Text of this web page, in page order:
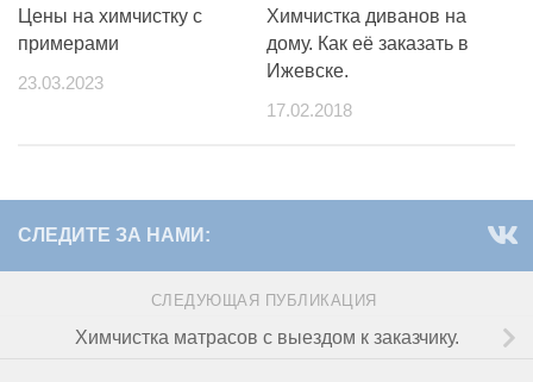
Цены на химчистку с
примерами
23.03.2023
Химчистка диванов на
дому. Как её заказать в
Ижевске.
17.02.2018
СЛЕДИТЕ ЗА НАМИ:
СЛЕДУЮЩАЯ ПУБЛИКАЦИЯ
Химчистка матрасов с выездом к заказчику.